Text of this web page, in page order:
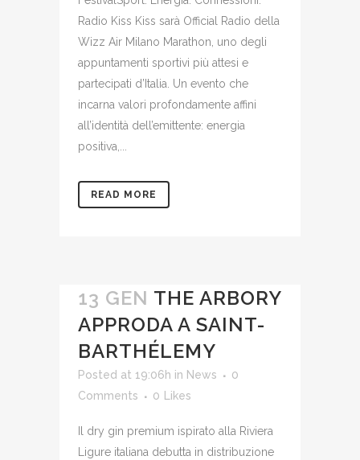
Radio Kiss Kiss sarà Official Radio della
Wizz Air Milano Marathon, uno degli
appuntamenti sportivi più attesi e
partecipati d’Italia. Un evento che
incarna valori profondamente affini
all’identità dell’emittente: energia
positiva,...
READ MORE
13 GEN THE ARBORY
APPRODA A SAINT-
BARTHÉLEMY
Posted at 19:06h in News
0
Comments
0 Likes
Il dry gin premium ispirato alla Riviera
Ligure italiana debutta in distribuzione